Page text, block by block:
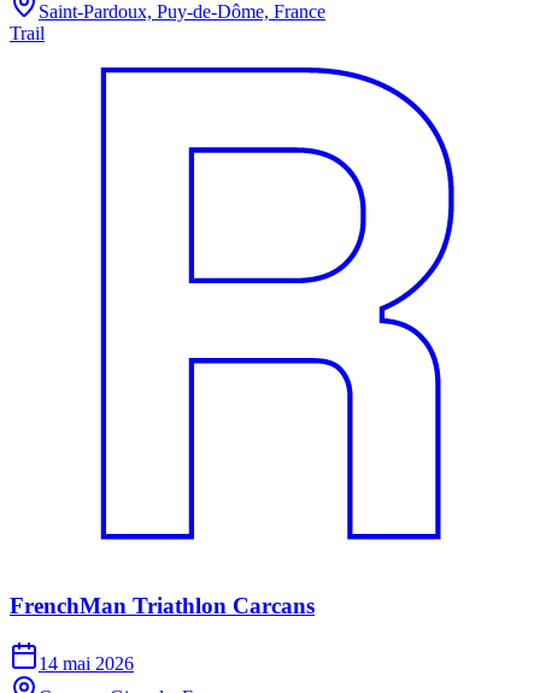
Saint-Pardoux, Puy-de-Dôme, France
Trail
FrenchMan Triathlon Carcans
14 mai 2026